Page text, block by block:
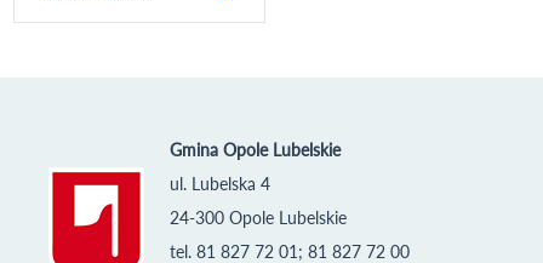
Gmina Opole Lubelskie
ul. Lubelska 4
24-300 Opole Lubelskie
tel. 81 827 72 01; 81 827 72 00